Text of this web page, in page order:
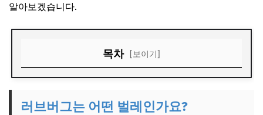
알아보겠습니다.
목차 [보이기]
러브버그 퇴치 방법 기본 순서
러브버그는 어떤 벌레인가요?